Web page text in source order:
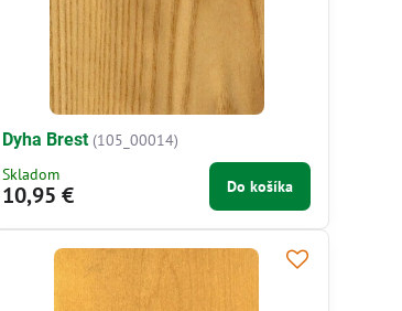
Dyha Brest (105_00014)
Skladom
10,95 € Do košíka